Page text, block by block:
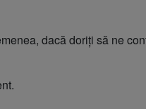
dacă doriți să ne